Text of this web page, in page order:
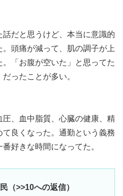
だと思うけど、本当に意識的
頭痛が減って、肌の調子が上
「お腹が空いた」と思ってた
ったことが多い。
、血中脂質、心臓の健康、精
良くなった。通勤という義務
好きな時間になってた。
（>>10への返信）